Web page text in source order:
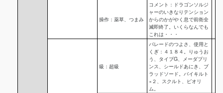
操作：薬草、つまみ
コメント：ドラゴンソルジ
ャーのいきなりテンション
からのかがやく息で前衛全
滅即終了。いくらなんでも
これは・・・
級：超級
パレードのつよさ、使用と
くぎ：４１８４。りゅうお
う、タイプG、メーダプリ
ンス、シールドあにき、ブ
ラッドソード。バイキルト
×２、スクルト、ピオリ
ム。